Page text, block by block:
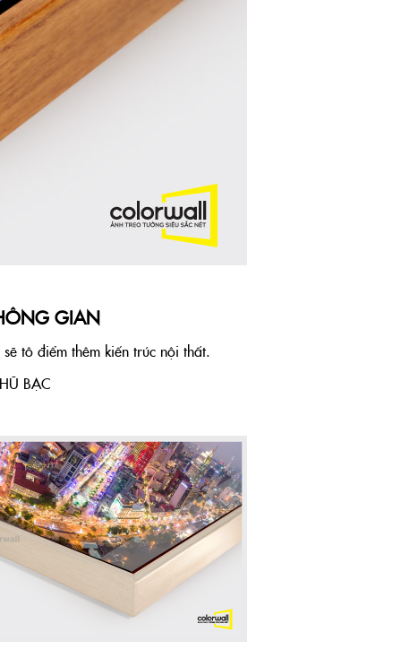
GIAN
tô điểm thêm kiến trúc nội thất.
BẠC